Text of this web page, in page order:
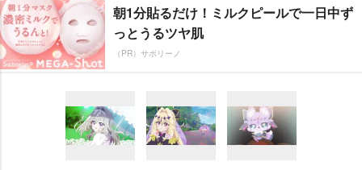
朝1分貼るだけ！ミルクピールで一日中ず
っとうるツヤ肌
（PR）サボリーノ